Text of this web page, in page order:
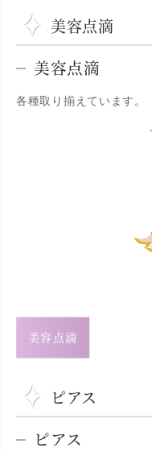
美容点滴
美容点滴
各種取り揃えています。
美容点滴
ピアス
ピアス